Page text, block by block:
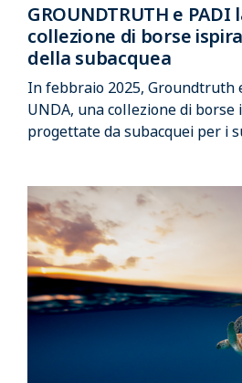
GROUNDTRUTH e
collezione di borse
della subacquea
In febbraio 2025, Groundtruth
UNDA, una collezione di
progettate da subacquei per i